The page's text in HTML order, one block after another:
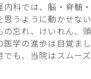
内科では、脳・脊髄
思うように動かせな
の忘れ、けいれん、
医学の進歩は目覚ま
でも、当院はスムー